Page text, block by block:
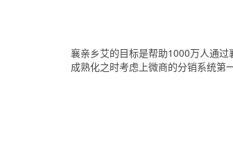
襄亲乡艾的目标是帮助1000万人通
成熟化之时考虑上微商的分销系统第